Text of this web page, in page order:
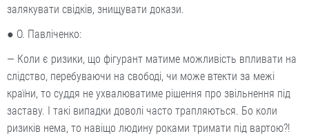
залякувати свідків, знищувати докази.
● О. Павліченко:
— Коли є ризики, що фігурант матиме можливість впливати на
слідство, перебуваючи на свободі, чи може втекти за межі
країни, то суддя не ухвалюватиме рішення про звільнення під
заставу. І такі випадки доволі часто трапляються. Бо коли
ризиків нема, то навіщо людину роками тримати під вартою?!